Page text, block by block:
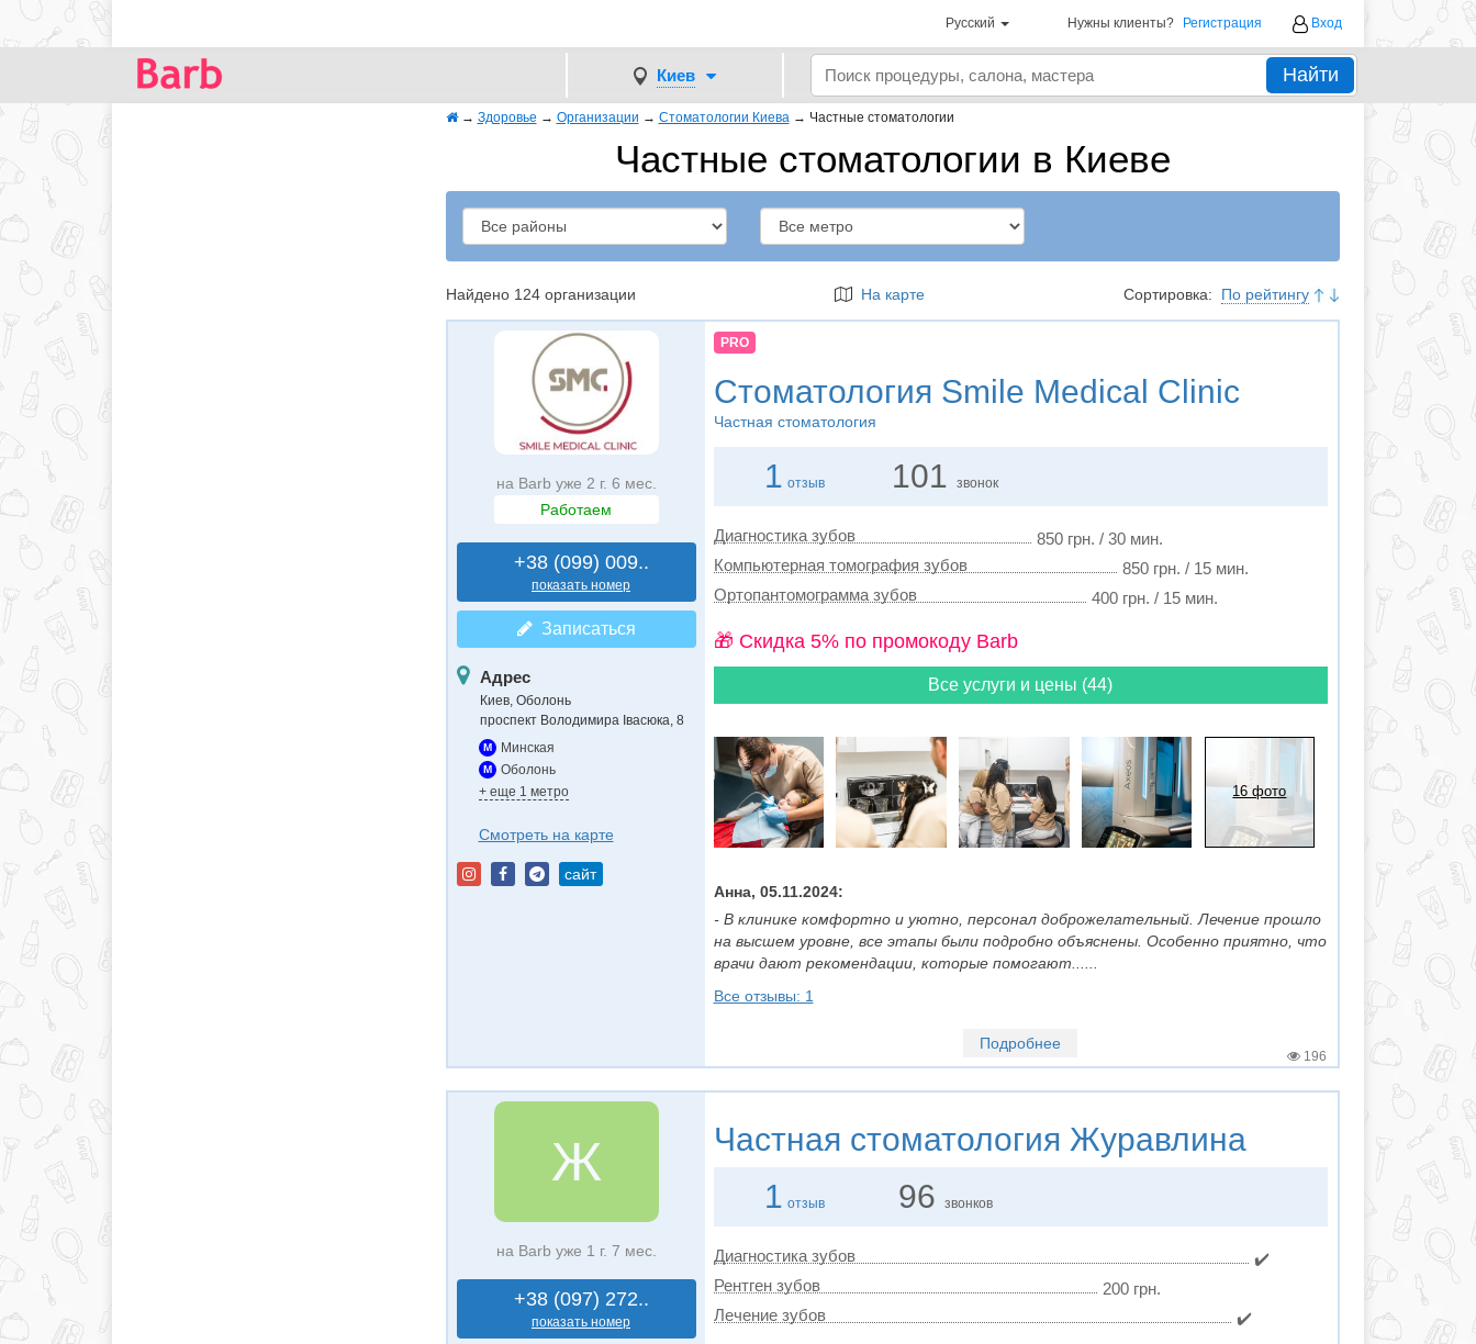
Русский Нужны клиенты? Регистрация Вход
Киев Найти
→ Здоровье → Организации → Стоматологии Киева → Частные стоматологии
Частные стоматологии в Киеве
Найдено 124 организации На карте Сортировка: По рейтингу
на Barb уже 2 г. 6 мес.
Работаем
+38 (099) 009..
показать номер
Записаться
Адрес
Киев, Оболонь
проспект Володимира Івасюка, 8
M Минская
M
Оболонь
+ еще 1 метро
Смотреть на карте
сайт
PRO
Стоматология Smile Medical Clinic
Частная стоматология
1 отзыв 101звонок
Диагностика зубов
850 грн. / 30 мин.
Компьютерная томография зубов
850 грн. / 15 мин.
Ортопантомограмма зубов
400 грн. / 15 мин.
🎁 Cкидка 5% по промокоду Barb
Все услуги и цены (44)
16 фото
Анна, 05.11.2024:
- В клинике комфортно и уютно, персонал доброжелательный. Лечение прошло
на высшем уровне, все этапы были подробно объяснены. Особенно приятно, что
врачи дают рекомендации, которые помогают......
Все отзывы: 1
Подробнее
196
Ж
на Barb уже 1 г. 7 мес.
+38 (097) 272..
показать номер
Частная стоматология Журавлина
1 отзыв 96 звонков
Диагностика зубов
✔️
Рентген зубов
200 грн.
Лечение зубов
✔️